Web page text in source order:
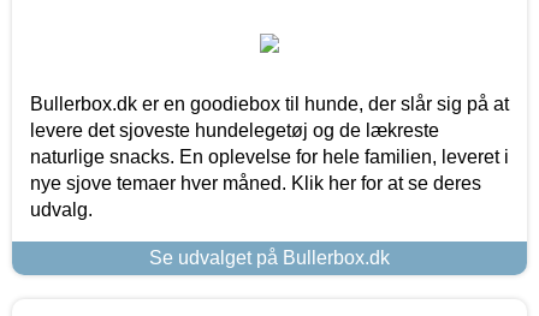
Bullerbox.dk er en goodiebox til hunde, der slår sig på at
levere det sjoveste hundelegetøj og de lækreste
naturlige snacks. En oplevelse for hele familien, leveret i
nye sjove temaer hver måned. Klik her for at se deres
udvalg.
Se udvalget på Bullerbox.dk